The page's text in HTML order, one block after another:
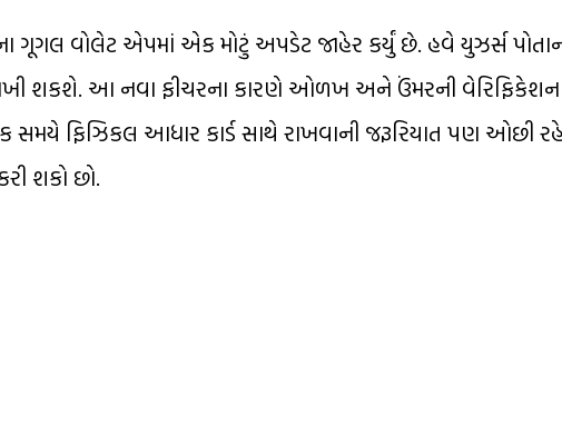
ગૂગલ વોલેટ એપમાં એક મોટું અપડેટ જાહેર કર્યું છે. હવે યુઝર્સ
શકશે. આ નવા ફીચરના કારણે ઓળખ અને ઉંમરની વેરિફિકેશન
ફિઝિકલ આધાર કાર્ડ સાથે રાખવાની જરૂરિયાત પણ ઓછી
શકો છો.